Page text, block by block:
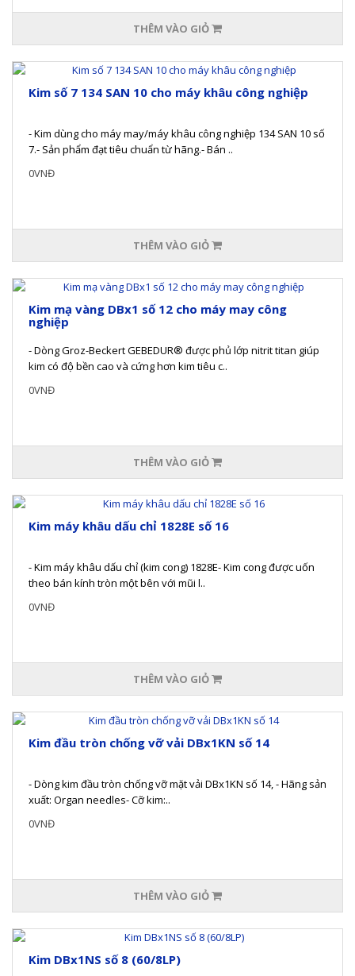
THÊM VÀO GIỎ
Kim số 7 134 SAN 10 cho máy khâu công nghiệp
- Kim dùng cho máy may/máy khâu công nghiệp 134 SAN 10 số
7.- Sản phẩm đạt tiêu chuẩn từ hãng.- Bán ..
0VNĐ
THÊM VÀO GIỎ
Kim mạ vàng DBx1 số 12 cho máy may công
nghiệp
- Dòng Groz-Beckert GEBEDUR® được phủ lớp nitrit titan giúp
kim có độ bền cao và cứng hơn kim tiêu c..
0VNĐ
THÊM VÀO GIỎ
Kim máy khâu dấu chỉ 1828E số 16
- Kim máy khâu dấu chỉ (kim cong) 1828E- Kim cong được uốn
theo bán kính tròn một bên với mũi l..
0VNĐ
THÊM VÀO GIỎ
Kim đầu tròn chống vỡ vải DBx1KN số 14
- Dòng kim đầu tròn chống vỡ mặt vải DBx1KN số 14, - Hãng sản
xuất: Organ needles- Cỡ kim:..
0VNĐ
THÊM VÀO GIỎ
Kim DBx1NS số 8 (60/8LP)